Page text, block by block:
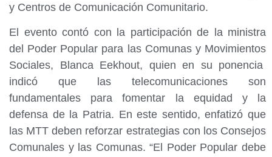
y Centros de Comunicación Comunitario.
El evento contó con la participación de la ministra
del Poder Popular para las Comunas y Movimientos
Sociales, Blanca Eekhout, quien en su ponencia
indicó que las telecomunicaciones son
fundamentales para fomentar la equidad y la
defensa de la Patria. En este sentido, enfatizó que
las MTT deben reforzar estrategias con los Consejos
Comunales y las Comunas. “El Poder Popular debe